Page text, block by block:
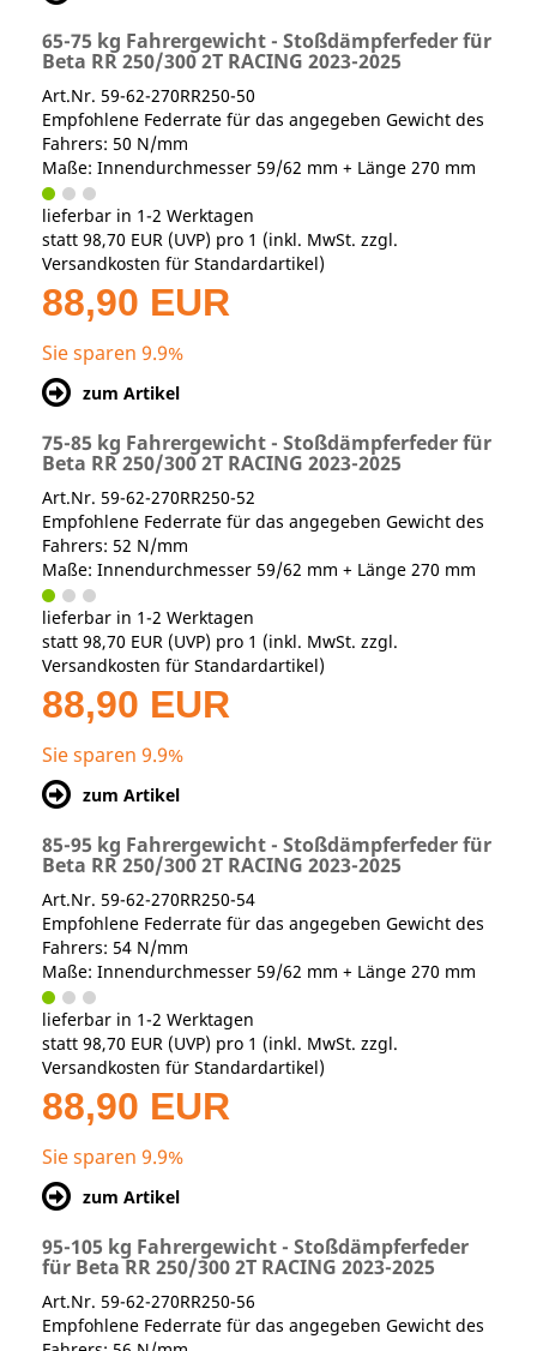
65-75 kg Fahrergewicht - Stoßdämpferfeder für
Beta RR 250/300 2T RACING 2023-2025
Art.Nr. 59-62-270RR250-50
Empfohlene Federrate für das angegeben Gewicht des
Fahrers: 50 N/mm
Maße: Innendurchmesser 59/62 mm + Länge 270 mm
lieferbar in 1-2 Werktagen
statt 98,70 EUR (UVP) pro 1 (inkl. MwSt. zzgl.
Versandkosten für Standardartikel)
88,90 EUR
Sie sparen 9.9%
zum Artikel
75-85 kg Fahrergewicht - Stoßdämpferfeder für
Beta RR 250/300 2T RACING 2023-2025
Art.Nr. 59-62-270RR250-52
Empfohlene Federrate für das angegeben Gewicht des
Fahrers: 52 N/mm
Maße: Innendurchmesser 59/62 mm + Länge 270 mm
lieferbar in 1-2 Werktagen
statt 98,70 EUR (UVP) pro 1 (inkl. MwSt. zzgl.
Versandkosten für Standardartikel)
88,90 EUR
Sie sparen 9.9%
zum Artikel
85-95 kg Fahrergewicht - Stoßdämpferfeder für
Beta RR 250/300 2T RACING 2023-2025
Art.Nr. 59-62-270RR250-54
Empfohlene Federrate für das angegeben Gewicht des
Fahrers: 54 N/mm
Maße: Innendurchmesser 59/62 mm + Länge 270 mm
lieferbar in 1-2 Werktagen
statt 98,70 EUR (UVP) pro 1 (inkl. MwSt. zzgl.
Versandkosten für Standardartikel)
88,90 EUR
Sie sparen 9.9%
zum Artikel
95-105 kg Fahrergewicht - Stoßdämpferfeder
für Beta RR 250/300 2T RACING 2023-2025
Art.Nr. 59-62-270RR250-56
Empfohlene Federrate für das angegeben Gewicht des